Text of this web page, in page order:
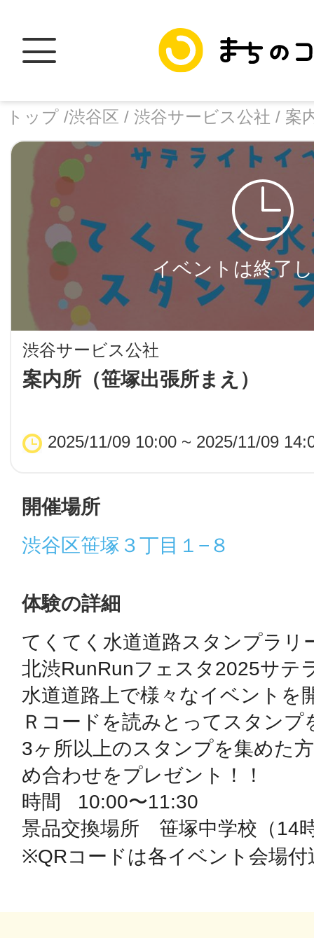
トップ /渋谷区 / 渋谷サービス公社 / 案
イベントは終了
渋谷サービス公社
案内所（笹塚出張所まえ）
2025/11/09 10:00 ~ 2025/11/09
LINE
開催場所
渋谷区笹塚３丁目１−８
体験の詳細
てくてく水道道路スタンプラリ
北渋RunRunフェスタ2025サテ
水道道路上で様々なイベントを
Ｒコードを読みとってスタンプ
3ヶ所以上のスタンプを集めた
め合わせをプレゼント！！
時間   10:00〜11:30
景品交換場所　笹塚中学校（14
※QRコードは各イベント会場付
トップ
加盟スポットに
地域に導入を
鴻巣
池袋
生駒